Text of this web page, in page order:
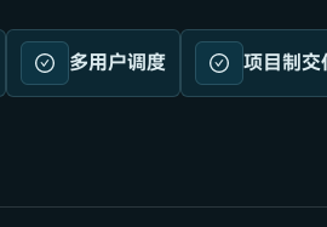
多用户调度 项目制交